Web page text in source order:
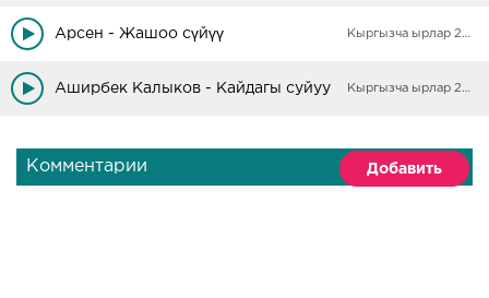
Арсен - Жашоо сүйүү Кыргызча ырлар 2025
Аширбек Калыков - Кайдагы суйуу Кыргызча ырлар 2025
Комментарии Добавить